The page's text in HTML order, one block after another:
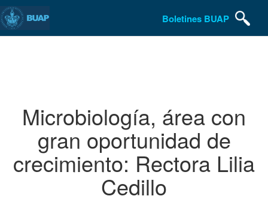
Boletines BUAP
Microbiología, área con
gran oportunidad de
crecimiento: Rectora Lilia
Cedillo